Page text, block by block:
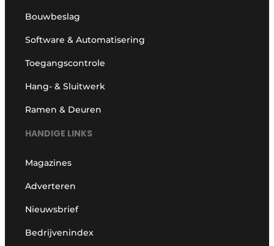
Bouwbeslag
Software & Automatisering
Toegangscontrole
Hang- & Sluitwerk
Ramen & Deuren
HANDIGE LINKS
Magazines
Adverteren
Nieuwsbrief
Bedrijvenindex